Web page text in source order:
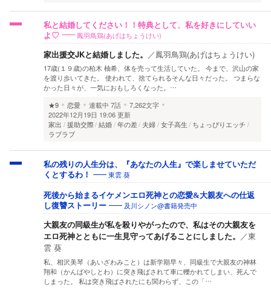
私と結婚してください！！特典として、私を好きにしていい
よ♡
鳳羽鳥鶏(あげはちょうけい)
家出援交JKと結婚しました。 ／鳳羽鳥鶏(あげはちょうけい)
17歳(１９歳)の柏木 柚希、体を売って生活していた。 今まで、沢山の家
を渡り歩いてきた。 使われて、捨てられるそんな日々だった。 つまらな
かった日々が、一気におもしろくなった。…
★9
恋愛 連載中 7話
7,262文字
2022年12月19日 19:06 更新
家出
援助交際 結婚 年の差 夫婦 女子高生
ちょっぴりエッチ
ラブラブ
私の残りの人生分は、『あなたの人生』で楽しませていただ
くとするわ！
東雲 葵
死後から始まるイケメンエロ死神との恋愛&大親友への仕返
し復讐ストーリー
及川シノン@書籍発売中
大親友の同級生が私を殺りやがったので、私はその大親友を
エロ死神とともに一生見守ってあげることにしました。 ／東
雲 葵
私、相沢美琴（あいざわみこと）は新学期早々、同級生で大親友の神林
翔和（かんばやしとわ）に突き飛ばされて車に轢かれてしまい、死んで
しまった。 私は突き飛ばされたにも関わらず、この「…